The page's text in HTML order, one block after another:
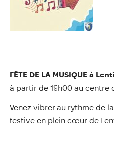
FÊTE DE LA MUSIQUE à
à partir de 19h00 au centre
Venez vibrer au rythme de
festive en plein cœur de